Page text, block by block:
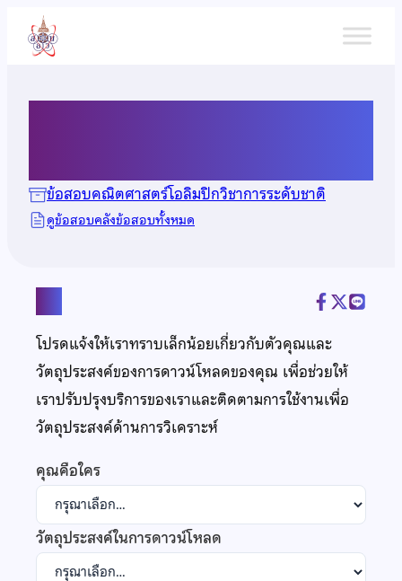
เนื้อหา
ข้อสอบคณิตศาสตร์โอลิมปิกวิชาการระดับชาติ
ดูข้อสอบคลังข้อสอบทั้งหมด
โปรดแจ้งให้เราทราบเล็กน้อยเกี่ยวกับตัวคุณและ
วัตถุประสงค์ของการดาวน์โหลดของคุณ เพื่อช่วยให้
เราปรับปรุงบริการของเราและติดตามการใช้งานเพื่อ
วัตถุประสงค์ด้านการวิเคราะห์
คุณคือใคร
วัตถุประสงค์ในการดาวน์โหลด